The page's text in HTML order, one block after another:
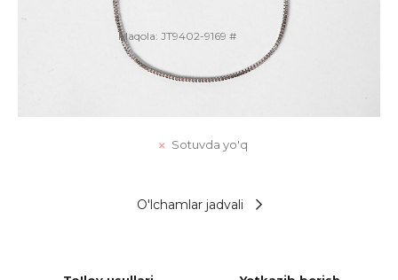
Maqola: JT9402-9169 #
Sotuvda yo'q
O'lchamlar jadvali